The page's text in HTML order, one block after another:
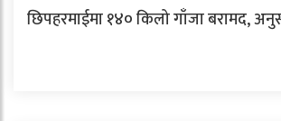
छिपहरमाईमा १४० किलो गाँजा बरामद,